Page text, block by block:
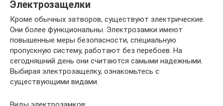
Электрозащелки
Кроме обычных затворов, существуют электрические.
Они более функциональны. Электрозамки имеют
повышенные меры безопасности, специальную
пропускную систему, работают без перебоев. На
сегодняшний день они считаются самыми надежными.
Выбирая электрозащелку, ознакомьтесь с
существующими видами.